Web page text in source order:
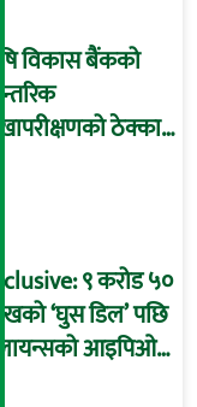
कृषि विकास बैंकको
आन्तरिक
लेखापरीक्षणको ठेक्का
आरोप !
Exclusive: ९ करोड ५०
लाखको ‘घुस डिल’ पछि
रिलायन्सको आइपिओ